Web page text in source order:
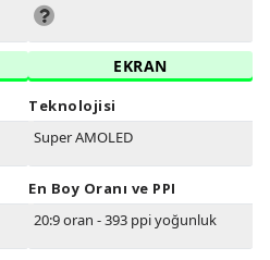
EKRAN
Teknolojisi
Super AMOLED
En Boy Oranı ve PPI
20:9 oran - 393 ppi yoğunluk